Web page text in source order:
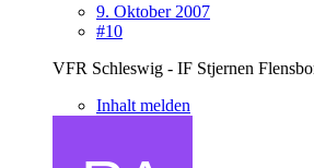
9. Oktober 2007
#10
VFR Schleswig - IF Stjernen
Inhalt melden